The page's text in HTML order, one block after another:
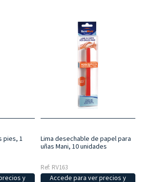
pies, 1
y
Lima desechable de papel para
uñas Mani, 10 unidades
Ref: RV163
Accede para ver precios y